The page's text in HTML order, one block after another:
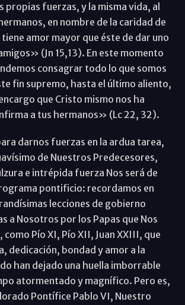
propias fuerzas, y la misma vida, al
en nombre de la caridad de
amor mayor que éste de dar uno
(Jn 15,13). En este momento
consagrar todo lo que somos
fin supremo, hasta el último aliento,
que Cristo mismo nos ha
a tus hermanos» (Lc 22, 32).
darnos fuerzas en la ardua tarea,
de Nuestros Predecesores,
e intrépida fuerza Nos será de
pontificio: recordamos en
lecciones de gobierno
a Nosotros por los Papas que Nos
como Pío XI, Pío XII, Juan XXIII, que
dedicación, bondad y amor a la
han dejado una huella imborrable
atormentado y magnífico. Pero es,
Pontífice Pablo VI, Nuestro